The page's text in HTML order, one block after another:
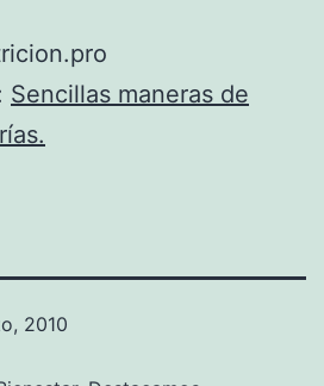
Sencillas maneras de
2010